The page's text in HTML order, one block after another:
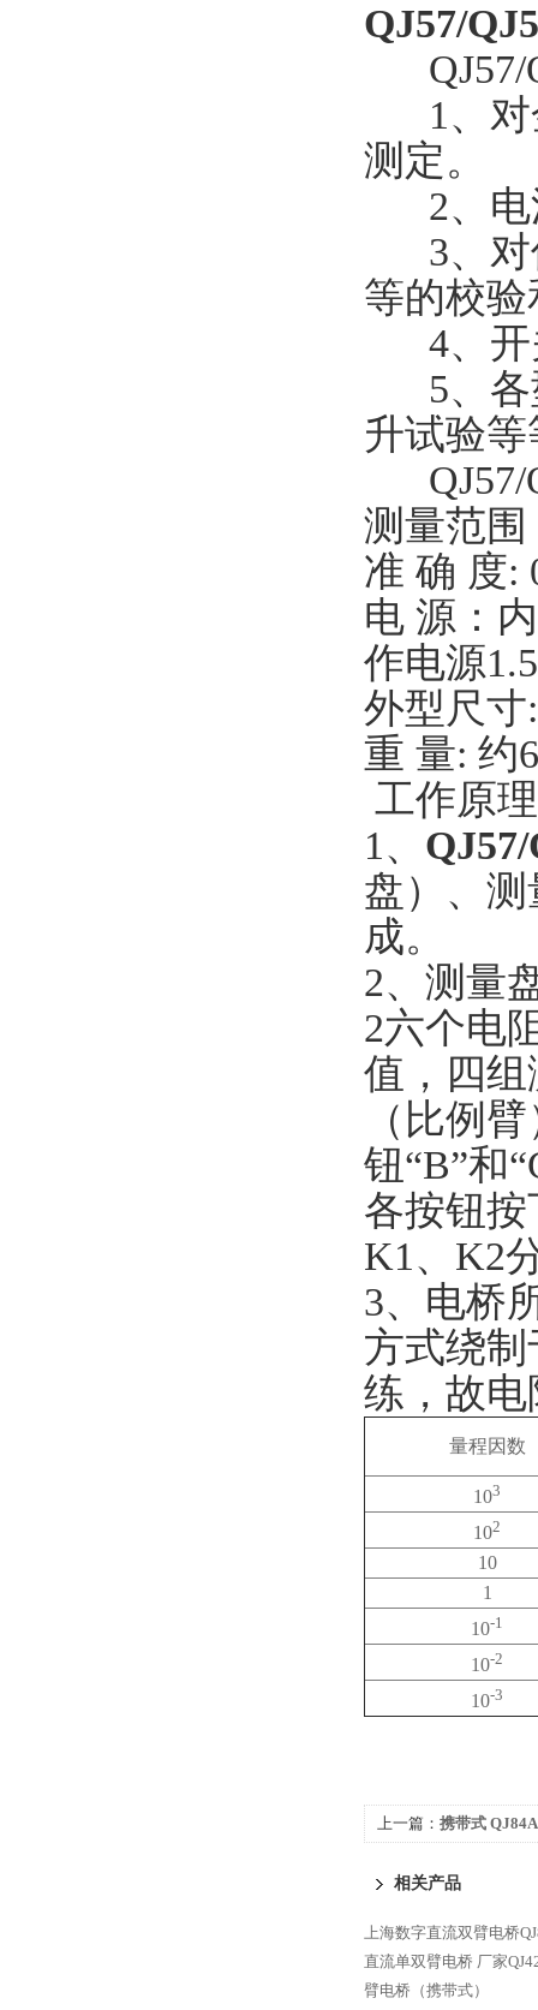
QJ57/
QJ57/
1、对
测定。
2、电
3、对
等的校
4、开
5、各
升试验等
QJ57/
测量范围
准 确 度:
电 源：
作电源
外型尺寸
重 量: 约
工作原
1、
盘）、
成。
2、测量
2六个电
值，四组
（比例
钮“B”和
各按钮按
K1、K2
3、电桥
方式绕
练，故
量程因数
103
102
10
1
10-1
10-2
10-3
上一篇： 携带式
相关产品
上海数字直流双臂电桥
直流单双臂电桥 厂家
臂电桥（携带式）